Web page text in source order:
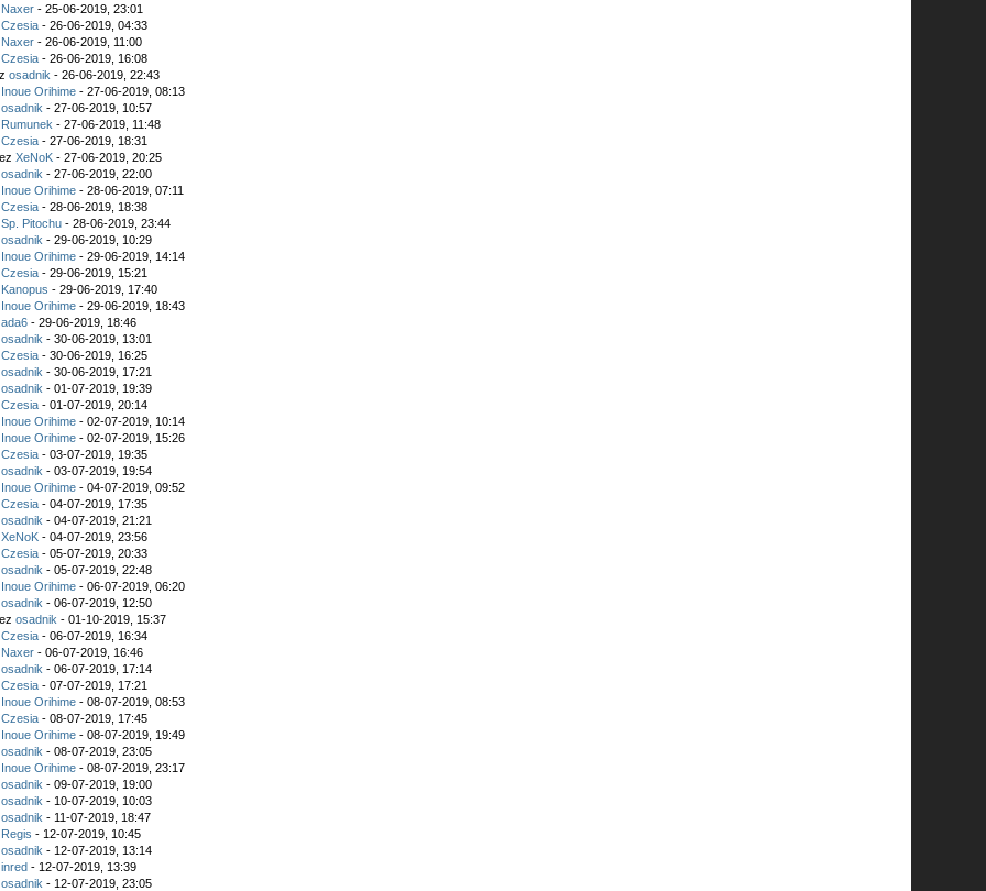
Naxer - 25-06-2019, 23:01
Czesia - 26-06-2019, 04:33
Naxer - 26-06-2019, 11:00
Czesia - 26-06-2019, 16:08
osadnik - 26-06-2019, 22:43
Inoue Orihime - 27-06-2019, 08:13
osadnik - 27-06-2019, 10:57
Rumunek - 27-06-2019, 11:48
Czesia - 27-06-2019, 18:31
XeNoK - 27-06-2019, 20:25
osadnik - 27-06-2019, 22:00
Inoue Orihime - 28-06-2019, 07:11
Czesia - 28-06-2019, 18:38
Sp. Pitochu - 28-06-2019, 23:44
osadnik - 29-06-2019, 10:29
Inoue Orihime - 29-06-2019, 14:14
Czesia - 29-06-2019, 15:21
Kanopus - 29-06-2019, 17:40
Inoue Orihime - 29-06-2019, 18:43
ada6 - 29-06-2019, 18:46
osadnik - 30-06-2019, 13:01
Czesia - 30-06-2019, 16:25
osadnik - 30-06-2019, 17:21
osadnik - 01-07-2019, 19:39
Czesia - 01-07-2019, 20:14
Inoue Orihime - 02-07-2019, 10:14
Inoue Orihime - 02-07-2019, 15:26
Czesia - 03-07-2019, 19:35
osadnik - 03-07-2019, 19:54
Inoue Orihime - 04-07-2019, 09:52
Czesia - 04-07-2019, 17:35
osadnik - 04-07-2019, 21:21
XeNoK - 04-07-2019, 23:56
Czesia - 05-07-2019, 20:33
osadnik - 05-07-2019, 22:48
Inoue Orihime - 06-07-2019, 06:20
osadnik - 06-07-2019, 12:50
osadnik - 01-10-2019, 15:37
Czesia - 06-07-2019, 16:34
Naxer - 06-07-2019, 16:46
osadnik - 06-07-2019, 17:14
Czesia - 07-07-2019, 17:21
Inoue Orihime - 08-07-2019, 08:53
Czesia - 08-07-2019, 17:45
Inoue Orihime - 08-07-2019, 19:49
osadnik - 08-07-2019, 23:05
Inoue Orihime - 08-07-2019, 23:17
osadnik - 09-07-2019, 19:00
osadnik - 10-07-2019, 10:03
osadnik - 11-07-2019, 18:47
Regis - 12-07-2019, 10:45
osadnik - 12-07-2019, 13:14
inred - 12-07-2019, 13:39
osadnik - 12-07-2019, 23:05